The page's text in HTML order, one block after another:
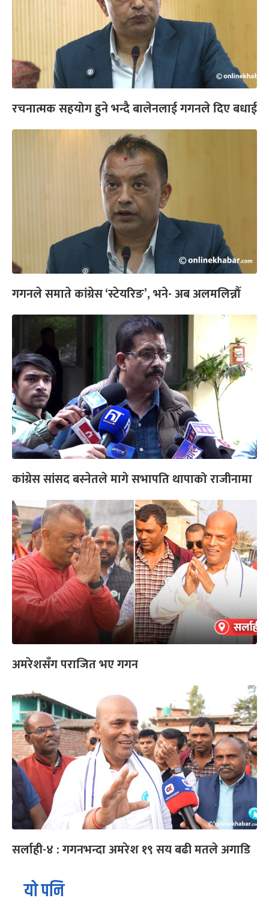
रचनात्मक सहयोग हुने भन्दै बालेनलाई गगनले दिए बधाई
गगनले समाते कांग्रेस ‘स्टेयरिङ’, भने- अब अलमलिन्नौँ
कांग्रेस सांसद बस्नेतले मागे सभापति थापाको राजीनामा
अमरेशसँग पराजित भए गगन
सर्लाही-४ : गगनभन्दा अमरेश १९ सय बढी मतले अगाडि
यो पनि